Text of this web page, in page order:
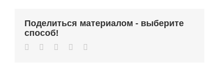
Поделиться материалом - выберите
способ!
Facebook
TwitterWhatsapp